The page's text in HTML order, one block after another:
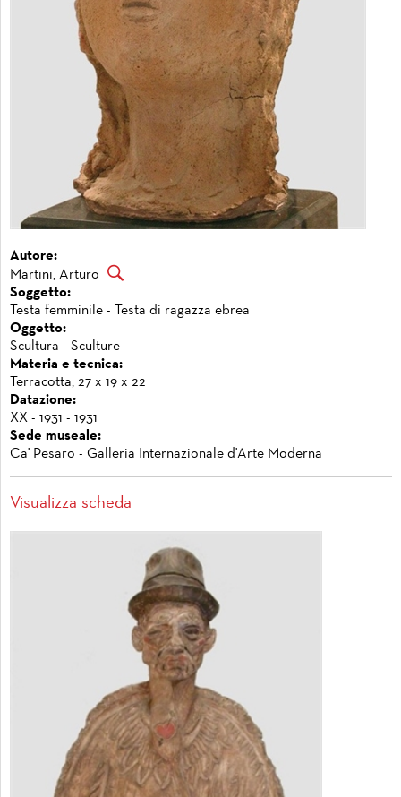
Autore:
Martini, Arturo
Soggetto:
Testa femminile - Testa di ragazza ebrea
Oggetto:
Scultura - Sculture
Materia e tecnica:
Terracotta, 27 x 19 x 22
Datazione:
XX - 1931 - 1931
Sede museale:
Ca' Pesaro - Galleria Internazionale d'Arte Moderna
Visualizza scheda